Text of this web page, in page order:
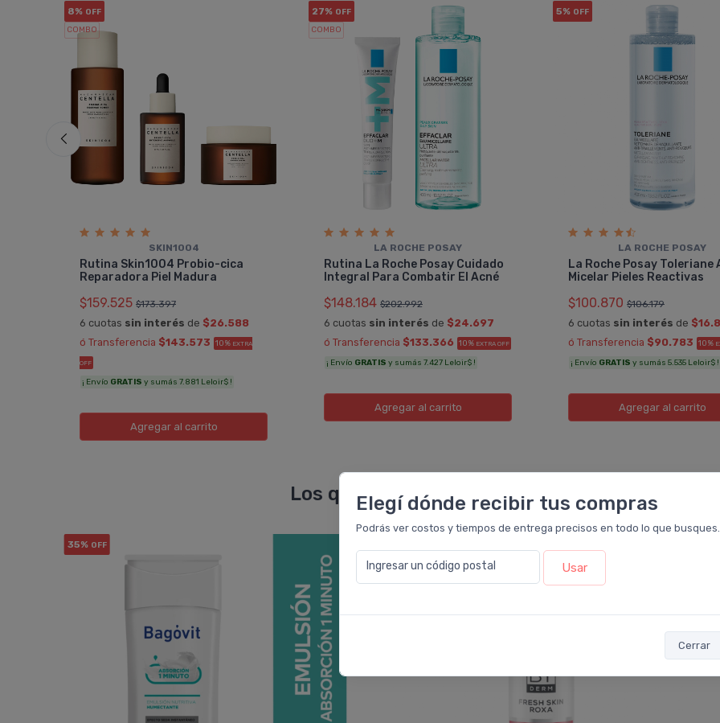
Elegí dónde recibir tus compras
Podrás ver costos y tiempos de entrega precisos en todo lo que busques.
Ingresar un código postal Usar
Cerrar
8% OFF
COMBO
SKIN1004
Rutina Skin1004 Probio-cica
Reparadora Piel Madura
$159.525 $173.397
6 cuotas sin interés de $26.588
ó Transferencia $143.573 10% EXTRA
OFF
¡ Envío GRATIS y sumás 7.881 Leloir$ !
Agregaral carrito
27% OFF
COMBO
LA ROCHE POSAY
Rutina La Roche Posay Cuidado
Integral Para Combatir El Acné
$148.184 $202.992
6 cuotas sin interés de $24.697
ó Transferencia $133.366 10% EXTRA OFF
¡ Envío GRATIS y sumás 7.427 Leloir$ !
Agregaral carrito
5% OFF
LA ROCHE POSAY
La Roche Posay Toleriane
Micelar Pieles Reactivas
$100.870 $106.179
6 cuotas sin interés de
ó Transferencia $90.783 10%
¡ Envío GRATIS y sumás 5.535 Leloir$ !
Agregaral carrito
Los que compraron este producto también
35% OFF